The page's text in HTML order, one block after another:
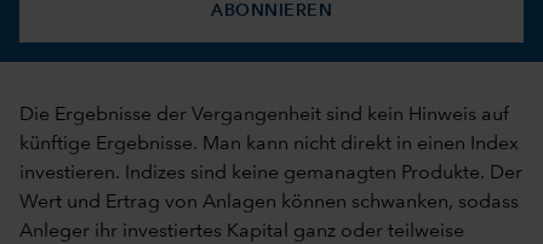
ABONNIEREN
Die Ergebnisse der Vergangenheit sind kein Hinweis auf
künftige Ergebnisse. Man kann nicht direkt in einen Index
investieren. Indizes sind keine gemanagten Produkte. Der
Wert und Ertrag von Anlagen können schwanken, sodass
Anleger ihr investiertes Kapital ganz oder teilweise